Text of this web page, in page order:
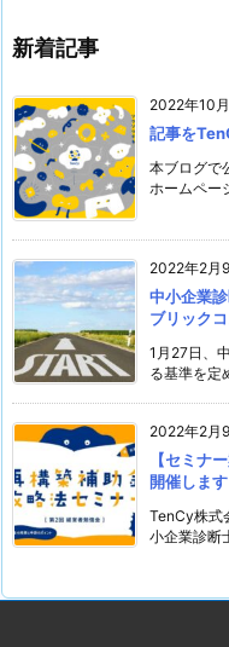
新着記事
2022年10
記事を
本ブログで
ホームペー
2022年2月
中小企業
ブリック
1月27日、
る基準を定
2022年2月
【セミナ
開催しま
TenCy株式
小企業診断